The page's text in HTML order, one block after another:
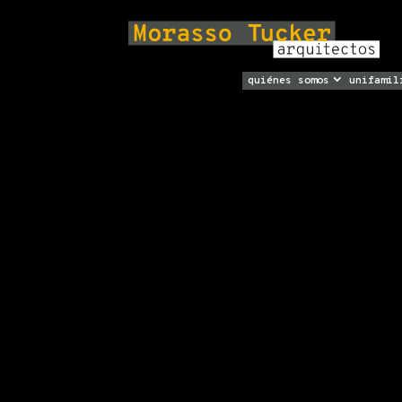
quiénes somos